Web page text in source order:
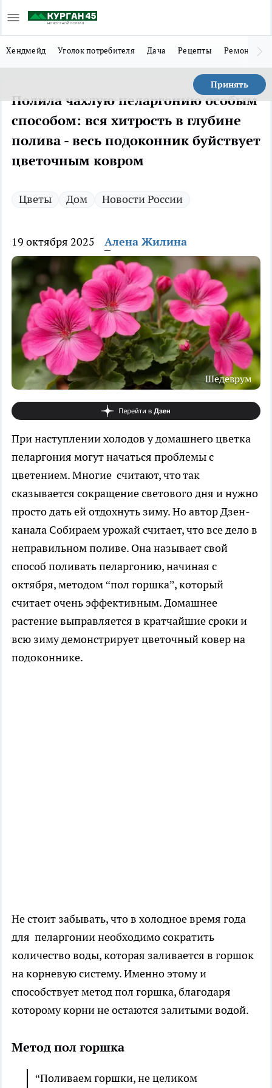
Хендмейд Уголок потребителя Дача Рецепты Ремонт
Принять
Полила чахлую пеларгонию особым
способом: вся хитрость в глубине
полива - весь подоконник буйствует
цветочным ковром
Цветы Дом Новости России
19 октября 2025 Алена Жилина
Шедеврум
При наступлении холодов у домашнего цветка
пеларгония могут начаться проблемы с
цветением. Многие считают, что так
сказывается сокращение светового дня и нужно
просто дать ей отдохнуть зиму. Но автор Дзен-
канала Собираем урожай считает, что все дело в
неправильном поливе. Она называет свой
способ поливать пеларгонию, начиная с
октября, методом “пол горшка”, который
считает очень эффективным. Домашнее
растение выправляется в кратчайшие сроки и
всю зиму демонстрирует цветочный ковер на
подоконнике.
Не стоит забывать, что в холодное время года
для пеларгонии необходимо сократить
количество воды, которая заливается в горшок
на корневую систему. Именно этому и
способствует метод пол горшка, благодаря
которому корни не остаются залитыми водой.
Метод пол горшка
“Поливаем горшки, не целиком